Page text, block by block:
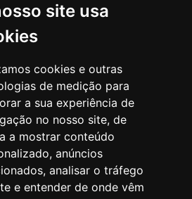
site usa
cookies e outras
de medição para
a sua experiência de
no nosso site, de
a mostrar conteúdo
anúncios
analisar o tráfego
e entender de onde vêm